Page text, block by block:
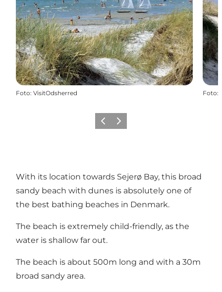
Foto: VisitOdsherred Foto:
Föregående
Nästa
With its location towards Sejerø Bay, this broad
sandy beach with dunes is absolutely one of
the best bathing beaches in Denmark.
The beach is extremely child-friendly, as the
water is shallow far out.
The beach is about 500m long and with a 30m
broad sandy area.